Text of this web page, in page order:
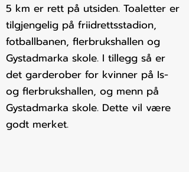
5 km er rett på utsiden. Toaletter er
tilgjengelig på friidrettsstadion,
fotballbanen, flerbrukshallen og
Gystadmarka skole. I tillegg så er
det garderober for kvinner på Is-
og flerbrukshallen, og menn på
Gystadmarka skole. Dette vil være
godt merket.